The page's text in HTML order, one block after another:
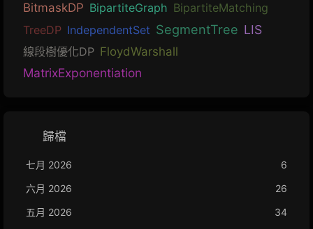
BitmaskDP BipartiteGraph BipartiteMatching
TreeDP IndependentSet SegmentTree LIS
線段樹優化DP FloydWarshall
MatrixExponentiation
歸檔
七月 2026
6
六月 2026
26
五月 2026
34